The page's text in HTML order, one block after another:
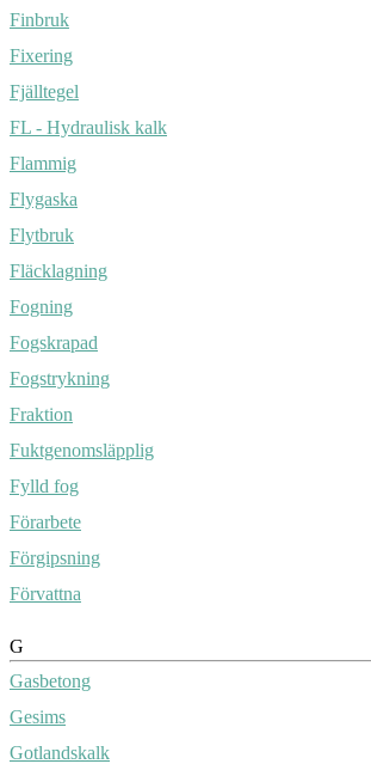
Finbruk
Fixering
Fjälltegel
FL - Hydraulisk kalk
Flammig
Flygaska
Flytbruk
Fläcklagning
Fogning
Fogskrapad
Fogstrykning
Fraktion
Fuktgenomsläpplig
Fylld fog
Förarbete
Förgipsning
Förvattna
G
Gasbetong
Gesims
Gotlandskalk